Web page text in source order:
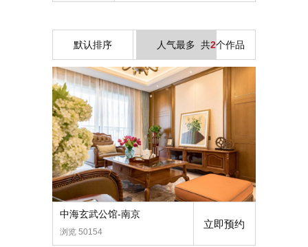
默认排序 人气最多 共2个作品
中海玄武公馆-南京
浏览 50154
立即预约